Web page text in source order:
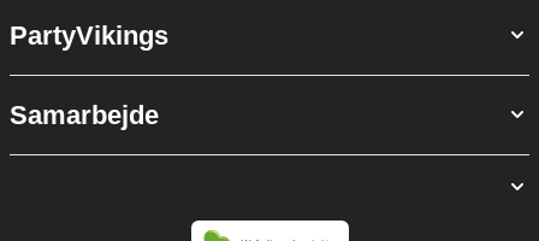
PartyVikings
Samarbejde